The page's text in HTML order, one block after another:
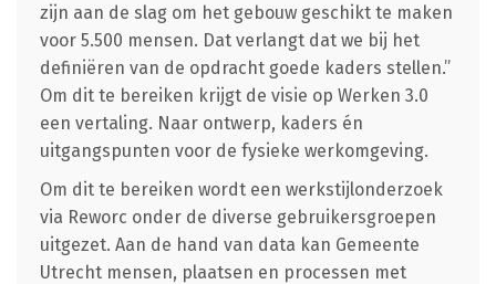
zijn aan de slag om het gebouw geschikt te maken
voor 5.500 mensen. Dat verlangt dat we bij het
definiëren van de opdracht goede kaders stellen.”
Om dit te bereiken krijgt de visie op Werken 3.0
een vertaling. Naar ontwerp, kaders én
uitgangspunten voor de fysieke werkomgeving.
Om dit te bereiken wordt een werkstijlonderzoek
via Reworc onder de diverse gebruikersgroepen
uitgezet. Aan de hand van data kan Gemeente
Utrecht mensen, plaatsen en processen met